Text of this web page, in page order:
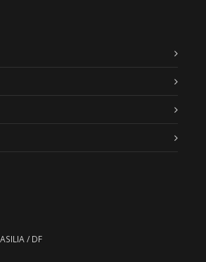
/ DF